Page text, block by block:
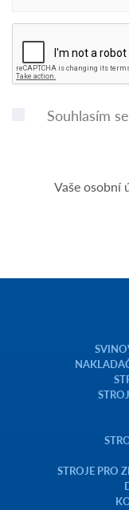
Souhlasím
Vaše osobní
STROJE PRO